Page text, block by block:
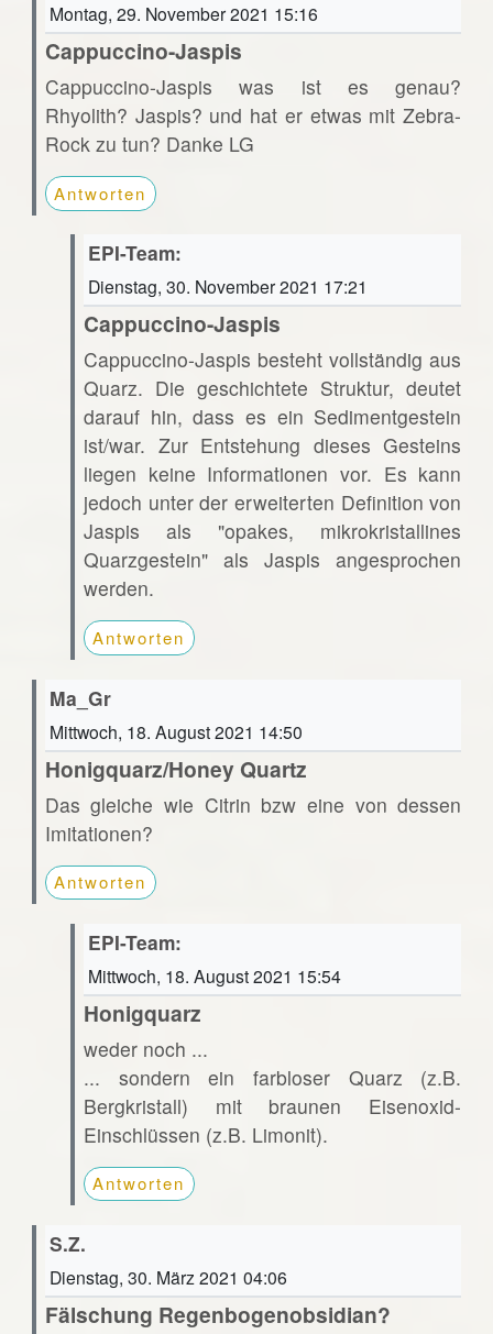
Montag, 29. November 2021 15:16
Cappuccino-Jaspis
Cappuccino-Jaspis was ist es genau?
Rhyolith? Jaspis? und hat er etwas mit Zebra-
Rock zu tun? Danke LG
Antworten
EPI-Team:
Dienstag, 30. November 2021 17:21
Cappuccino-Jaspis
Cappuccino-Jaspis besteht vollständig aus
Quarz. Die geschichtete Struktur, deutet
darauf hin, dass es ein Sedimentgestein
ist/war. Zur Entstehung dieses Gesteins
liegen keine Informationen vor. Es kann
jedoch unter der erweiterten Definition von
Jaspis als "opakes, mikrokristallines
Quarzgestein" als Jaspis angesprochen
werden.
Antworten
Ma_Gr
Mittwoch, 18. August 2021 14:50
Honigquarz/Honey Quartz
Das gleiche wie Citrin bzw eine von dessen
Imitationen?
Antworten
EPI-Team:
Mittwoch, 18. August 2021 15:54
Honigquarz
weder noch ...
... sondern ein farbloser Quarz (z.B.
Bergkristall) mit braunen Eisenoxid-
Einschlüssen (z.B. Limonit).
Antworten
S.Z.
Dienstag, 30. März 2021 04:06
Fälschung Regenbogenobsidian?